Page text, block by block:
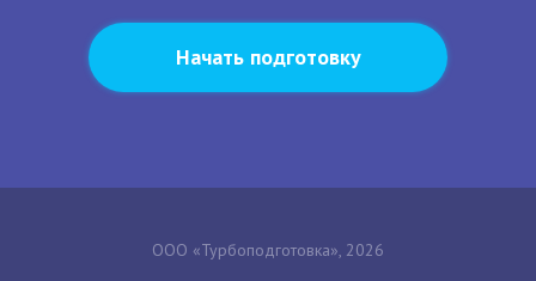
Начать подготовку
ООО «Турбоподготовка», 2026